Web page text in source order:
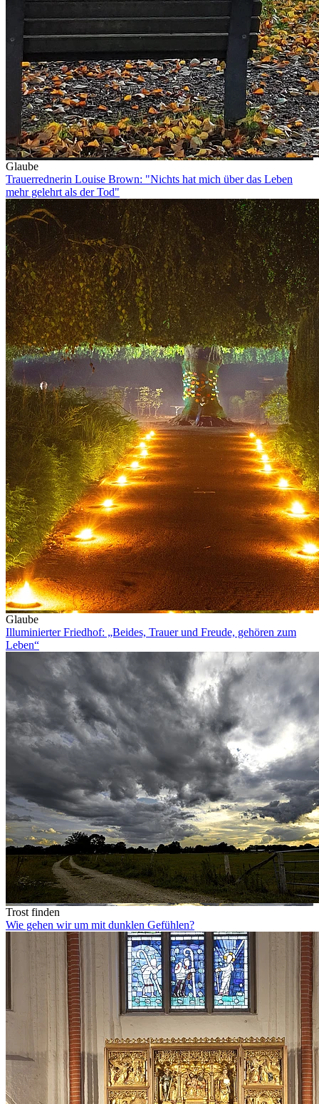
Glaube
Trauerrednerin Louise Brown: "Nichts hat mich über das Leben
mehr gelehrt als der Tod"
Glaube
Illuminierter Friedhof: „Beides, Trauer und Freude, gehören zum
Leben“
Trost finden
Wie gehen wir um mit dunklen Gefühlen?